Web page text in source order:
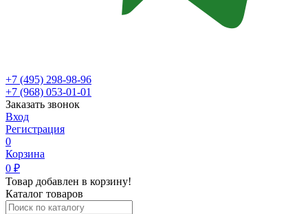
+7 (495) 298-98-96
+7 (968) 053-01-01
Заказать звонок
Вход
Регистрация
0
Корзина
0 ₽
Товар добавлен в корзину!
Каталог товаров